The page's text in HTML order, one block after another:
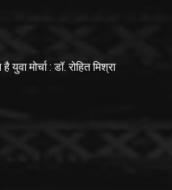
युवा मोर्चा : डॉ. रोहित मिश्रा